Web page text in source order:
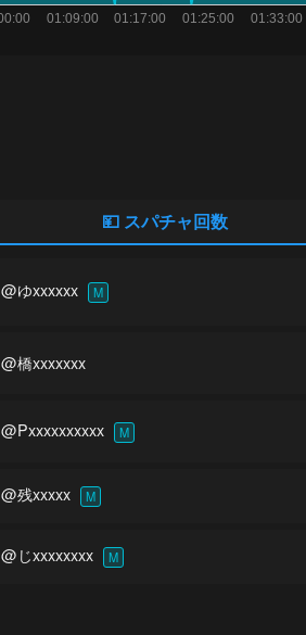
💴 スパチャ回数
@ゆxxxxxx M
@橋xxxxxxx
@Pxxxxxxxxxx M
@残xxxxx M
@じxxxxxxxx M